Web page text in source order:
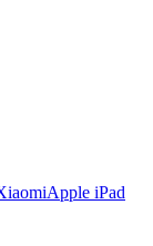
Apple iPad